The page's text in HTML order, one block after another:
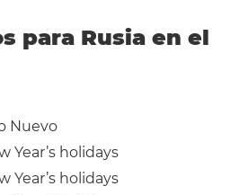
para Rusia en el
Nuevo
Year’s holidays
Year’s holidays